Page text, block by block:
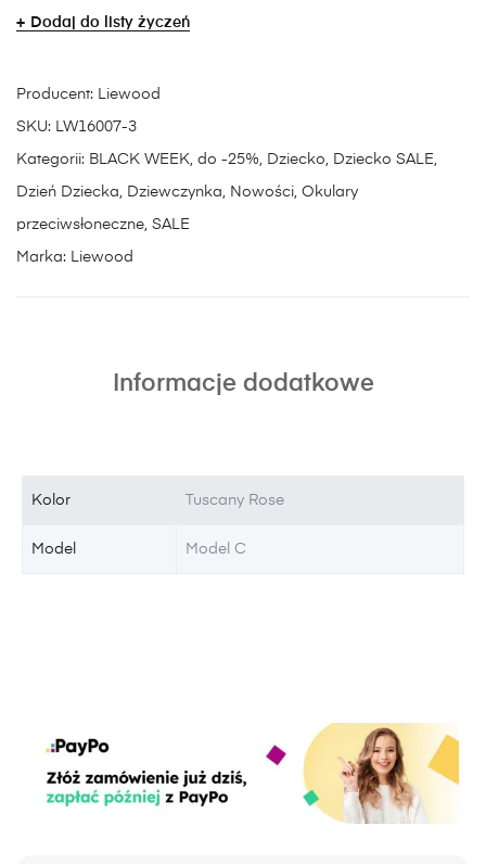
Dodaj do listy życzeń
Producent: Liewood
SKU: LW16007-3
Kategorii: BLACK WEEK, do -25%, Dziecko, Dziecko SALE,
Dzień Dziecka, Dziewczynka, Nowości, Okulary
przeciwsłoneczne, SALE
Marka: Liewood
Informacje dodatkowe
Kolor Tuscany Rose
Model Model C